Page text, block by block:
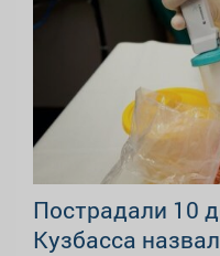
Пострадали 10
Кузбасса